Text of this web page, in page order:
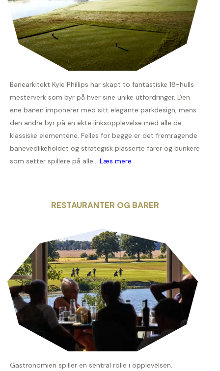
Banearkitekt Kyle Phillips har skapt to fantastiske 18-hulls
mesterverk som byr på hver sine unike utfordringer. Den
ene banen imponerer med sitt elegante parkdesign, mens
den andre byr på en ekte linksopplevelse med alle de
klassiske elementene. Felles for begge er det fremragende
banevedlikeholdet og strategisk plasserte farer og bunkere
som setter spillere på alle... Læs mere
RESTAURANTER OG BARER
Gastronomien spiller en sentral rolle i opplevelsen.